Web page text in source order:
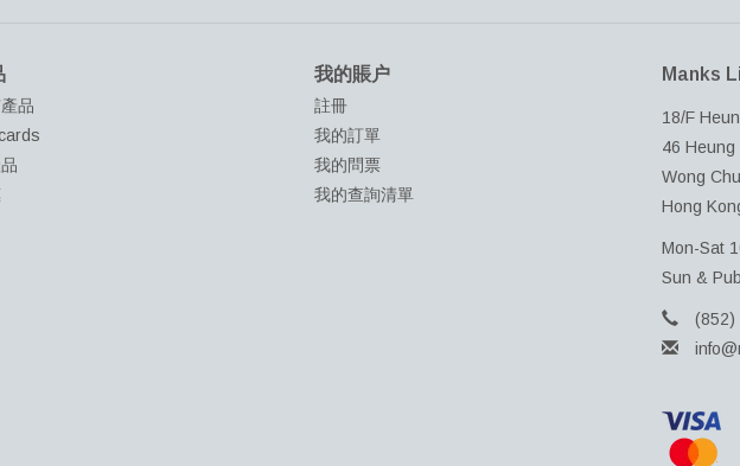
品
我的賬户
註冊
我的訂單
我的問票
我的查詢清單
Manks
18/F
46 Heung
Wong
Hong
Mon-Sat
Sun &
(852)